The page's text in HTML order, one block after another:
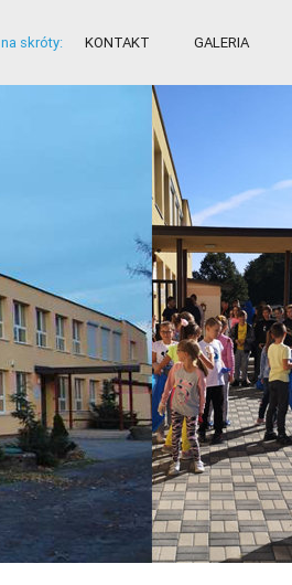
na skróty: KONTAKT GALERIA